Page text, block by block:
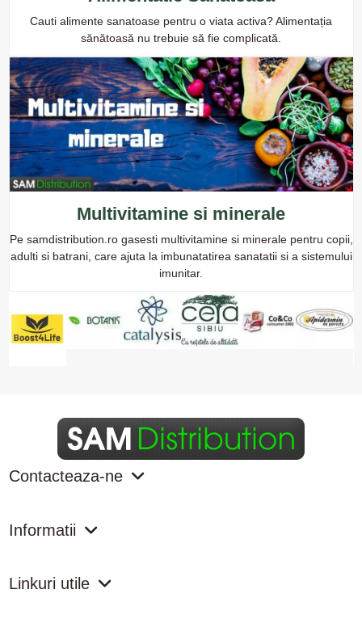
Cauti alimente sanatoase pentru o viata activa? Alimentația
sănătoasă nu trebuie să fie complicată.
Multivitamine si minerale
Pe samdistribution.ro gasesti multivitamine si minerale pentru copii,
adulti si batrani, care ajuta la imbunatatirea sanatatii si a sistemului
imunitar.
Contacteaza-ne
Informatii
Linkuri utile